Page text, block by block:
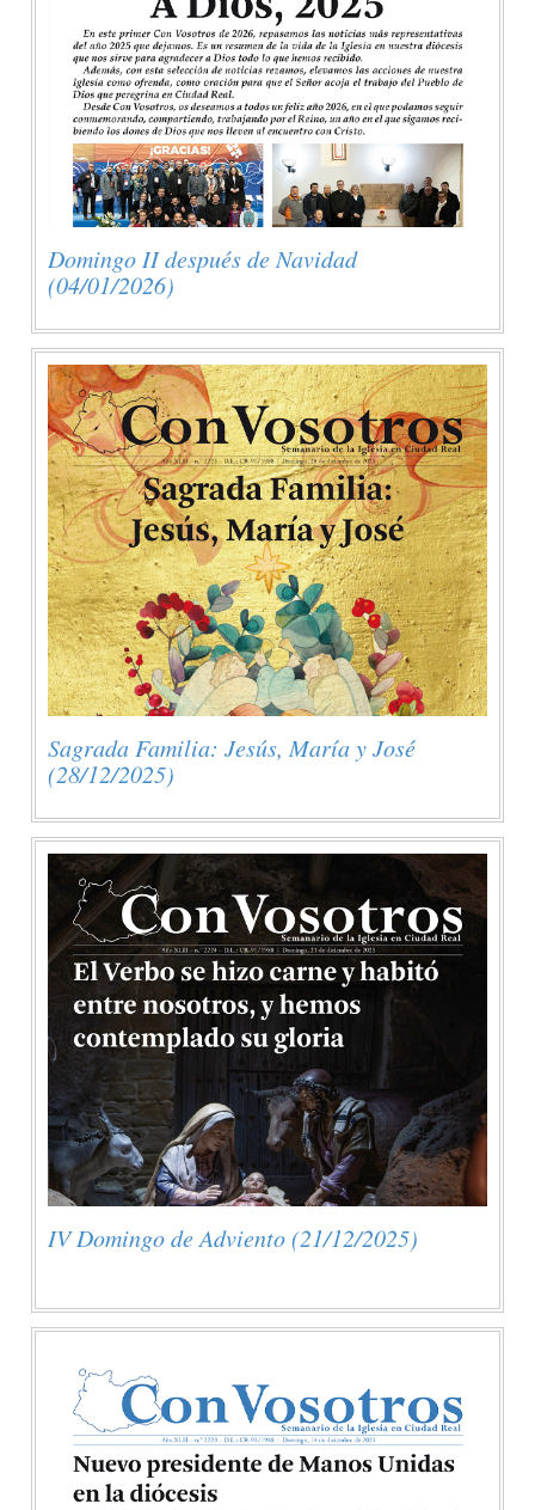
Domingo II después de Navidad
(04/01/2026)
Sagrada Familia: Jesús, María y José
(28/12/2025)
IV Domingo de Adviento (21/12/2025)